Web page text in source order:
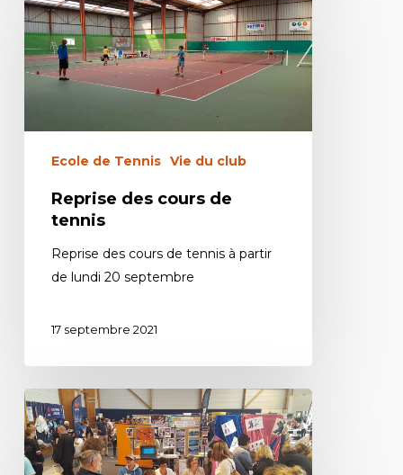
Ecole de Tennis Vie du club
Reprise des cours de
tennis
Reprise des cours de tennis à partir
de lundi 20 septembre
17 septembre 2021